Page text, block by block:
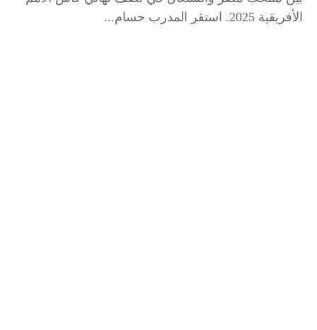
الأفريقية 2025. ​استقر المدرب حسام...